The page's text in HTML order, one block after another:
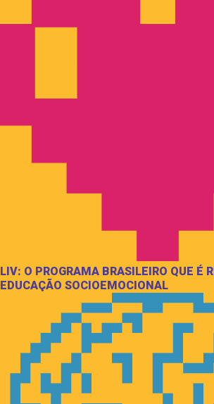
LIV: O PROGRAMA BRASILEIRO QUE É
EDUCAÇÃO SOCIOEMOCIONAL